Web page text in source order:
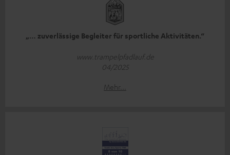
„… zuverlässige Begleiter für sportliche Aktivitäten.“
www.trampelpfadlauf.de
04/2025
Mehr...